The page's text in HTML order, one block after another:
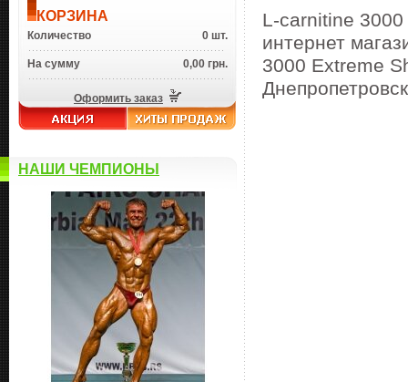
КОРЗИНА
Количество 0 шт.
На сумму 0,00 грн.
Оформить заказ
НАШИ ЧЕМПИОНЫ
L-carnitine
интернет
3000 Extreme